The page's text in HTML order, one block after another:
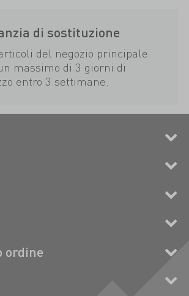
di sostituzione
del negozio principale
massimo di 3 giorni di
entro 3 settimane.
ordine